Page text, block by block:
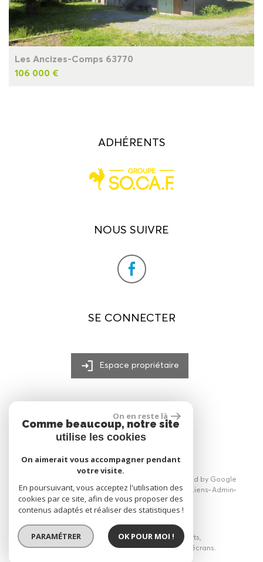
Les Ancizes-Comps 63770
106 000 €
NOUS SUIVRE
ADHÉRENTS
SE CONNECTER
Espace propriétaire
réalisé par
© 2026 | Tous droits réservés | Traduction powered by Google
Plan du site
Mentions légales Nos honoraires Liens Admin
Politique RGPD
Site internet compatible multi-supports,
un seul site adaptable à tous les types d'écrans.
On en reste là
Comme beaucoup, notre site
utilise les cookies
On aimerait vous accompagner pendant
votre visite.
En poursuivant, vous acceptez l'utilisation des
cookies par ce site, afin de vous proposer des
contenus adaptés et réaliser des statistiques !
PARAMÉTRER OK POUR MOI !